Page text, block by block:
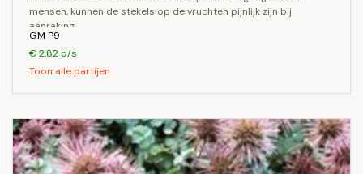
mensen, kunnen de stekels op de vruchten pijnlijk zijn bij
aanraking.
GM P9
€ 2,82 p/s
Toon alle partijen